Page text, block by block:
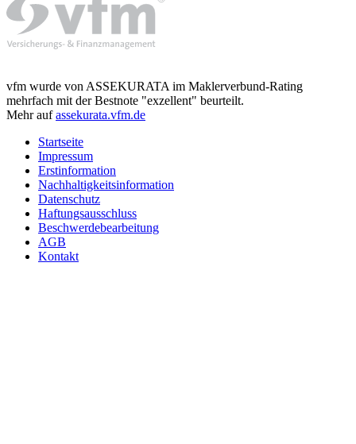
vfm wurde von ASSEKURATA im Maklerverbund-Rating
mehrfach mit der Bestnote "exzellent" beurteilt.
Mehr aufassekurata.vfm.de
Startseite
Impressum
Erstinformation
Nachhaltigkeitsinformation
Datenschutz
Haftungsausschluss
Beschwerdebearbeitung
AGB
Kontakt